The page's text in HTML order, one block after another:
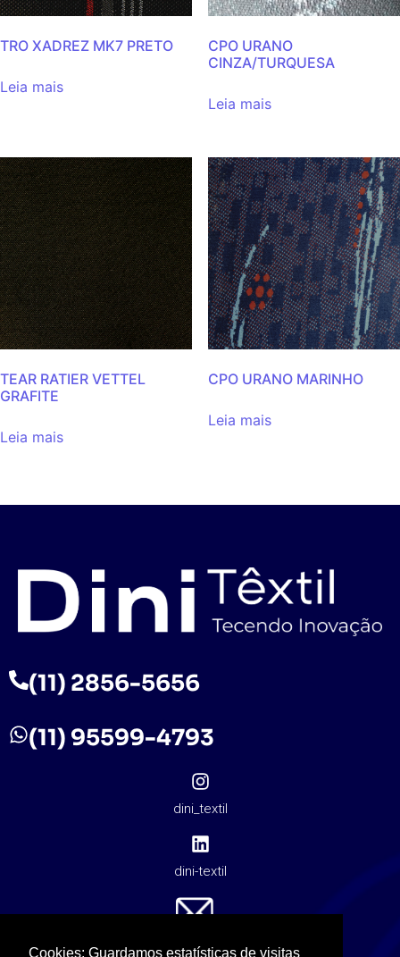
TRO XADREZ MK7 PRETO
Leia mais
CPO URANO
CINZA/TURQUESA
Leia mais
TEAR RATIER VETTEL
GRAFITE
Leia mais
CPO URANO MARINHO
Leia mais
(11) 2856-5656
(11) 95599-4793
dini_textil
dini-textil
contato@dinitextil.com.br
Cookies: Guardamos estatísticas de visitas